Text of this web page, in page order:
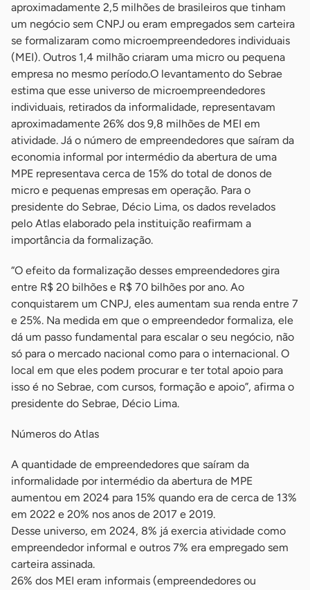
aproximadamente 2,5 milhões de brasileiros que tinham
um negócio sem CNPJ ou eram empregados sem carteira
se formalizaram como microempreendedores individuais
(MEI). Outros 1,4 milhão criaram uma micro ou pequena
empresa no mesmo período.O levantamento do Sebrae
estima que esse universo de microempreendedores
individuais, retirados da informalidade, representavam
aproximadamente 26% dos 9,8 milhões de MEI em
atividade. Já o número de empreendedores que saíram da
economia informal por intermédio da abertura de uma
MPE representava cerca de 15% do total de donos de
micro e pequenas empresas em operação. Para o
presidente do Sebrae, Décio Lima, os dados revelados
pelo Atlas elaborado pela instituição reafirmam a
importância da formalização.
“O efeito da formalização desses empreendedores gira
entre R$ 20 bilhões e R$ 70 bilhões por ano. Ao
conquistarem um CNPJ, eles aumentam sua renda entre 7
e 25%. Na medida em que o empreendedor formaliza, ele
dá um passo fundamental para escalar o seu negócio, não
só para o mercado nacional como para o internacional. O
local em que eles podem procurar e ter total apoio para
isso é no Sebrae, com cursos, formação e apoio”, afirma o
presidente do Sebrae, Décio Lima.
Números do Atlas
A quantidade de empreendedores que saíram da
informalidade por intermédio da abertura de MPE
aumentou em 2024 para 15% quando era de cerca de 13%
em 2022 e 20% nos anos de 2017 e 2019.
Desse universo, em 2024, 8% já exercia atividade como
empreendedor informal e outros 7% era empregado sem
carteira assinada.
26% dos MEI eram informais (empreendedores ou